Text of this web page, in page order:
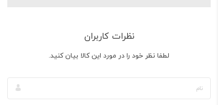
نظرات کاربران
لطفا نظر خود را در مورد این کالا بیان کنید.